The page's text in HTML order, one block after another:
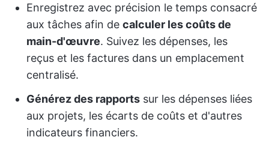
Enregistrez avec précision le temps consacré
aux tâches afin de calculer les coûts de
main-d'œuvre. Suivez les dépenses, les
reçus et les factures dans un emplacement
centralisé.
Générez des rapports sur les dépenses liées
aux projets, les écarts de coûts et d'autres
indicateurs financiers.